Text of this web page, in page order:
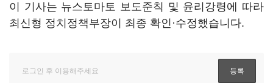
이 기사는 뉴스토마토 보도준칙 및 윤리강령에 따라
최신형 정치정책부장이 최종 확인·수정했습니다.